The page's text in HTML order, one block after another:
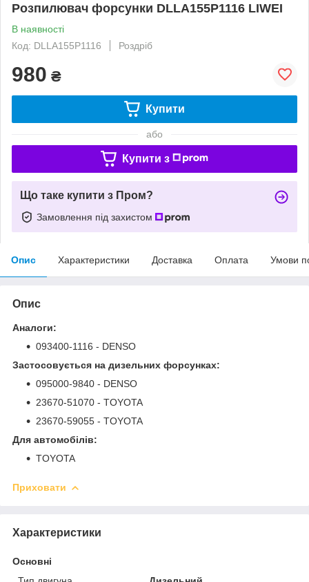
Розпилювач форсунки DLLA155P1116 LIWEI
В наявності
Код: DLLA155P1116
Роздріб
980 ₴
Купити
або
Купити з
Що таке купити з Пром?
Замовлення під захистом
Опис Характеристики Доставка Оплата Умови
Опис
Аналоги:
093400-1116 - DENSO
Застосовується на дизельних форсунках:
095000-9840 - DENSO
23670-51070 - TOYOTA
23670-59055 - TOYOTA
Для автомобілів:
TOYOTA
Приховати
Характеристики
Основні